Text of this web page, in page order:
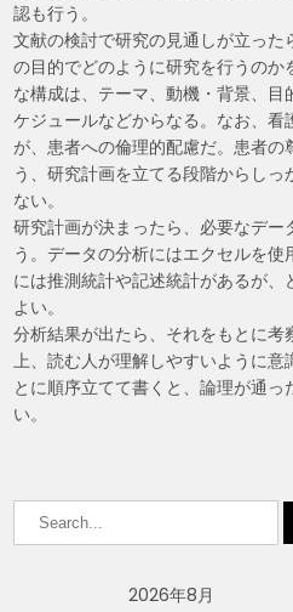
認も行う。
文献の検討で研究の見通しが立っ
の目的でどのように研究を行うの
な構成は、テーマ、動機・背景、
ケジュールなどからなる。なお、
が、患者への倫理的配慮だ。患者の
う、研究計画を立てる段階からし
ない。
研究計画が決まったら、必要なデ
う。データの分析にはエクセルを
には推測統計や記述統計があるが、
よい。
分析結果が出たら、それをもとに
上、読む人が理解しやすいように意
とに順序立てて書くと、論理が通
い。
2026年8月